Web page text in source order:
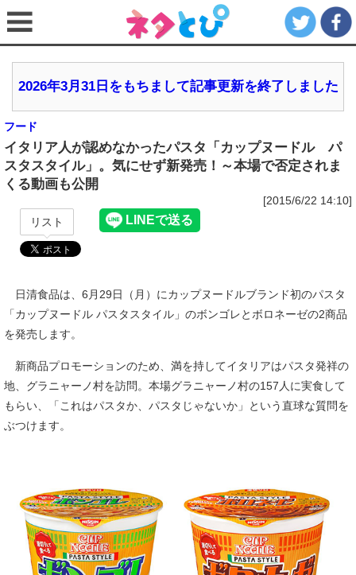
2026年3月31日をもちまして記事更新を終了しました
フード
イタリア人が認めなかったパスタ「カップヌードル パ
スタスタイル」。気にせず新発売！～本場で否定されま
くる動画も公開
[2015/6/22 14:10]
リスト
日清食品は、6月29日（月）にカップヌードルブランド初のパスタ
「カップヌードル パスタスタイル」のボンゴレとボロネーゼの2商品
を発売します。
新商品プロモーションのため、満を持してイタリアはパスタ発祥の
地、グラニャーノ村を訪問。本場グラニャーノ村の157人に実食して
もらい、「これはパスタか、パスタじゃないか」という直球な質問を
ぶつけます。